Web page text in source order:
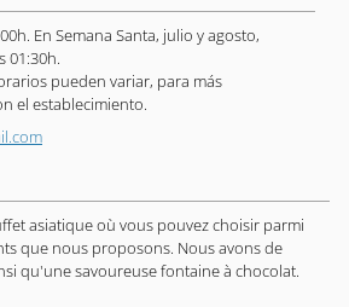
En Semana Santa, julio y agosto,
01:30h.
pueden variar, para más
el establecimiento.
asiatique où vous pouvez choisir parmi
que nous proposons. Nous avons de
qu'une savoureuse fontaine à chocolat.